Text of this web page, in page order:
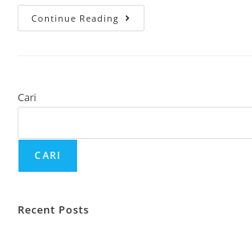
Continue Reading
Cari
CARI
Recent Posts